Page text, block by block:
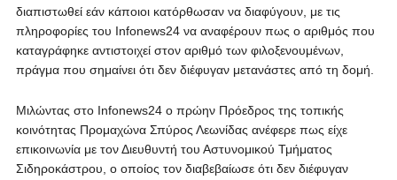
διαπιστωθεί εάν κάποιοι κατόρθωσαν να διαφύγουν, με τις
πληροφορίες του Infonews24 να αναφέρουν πως ο αριθμός που
καταγράφηκε αντιστοιχεί στον αριθμό των φιλοξενουμένων,
πράγμα που σημαίνει ότι δεν διέφυγαν μετανάστες από τη δομή.
Μιλώντας στο Infonews24 ο πρώην Πρόεδρος της τοπικής
κοινότητας Προμαχώνα Σπύρος Λεωνίδας ανέφερε πως είχε
επικοινωνία με τον Διευθυντή του Αστυνομικού Τμήματος
Σιδηροκάστρου, ο οποίος τον διαβεβαίωσε ότι δεν διέφυγαν